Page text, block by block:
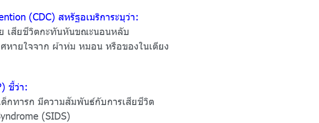
(CDC) สหรัฐอเมริการะบุว่า:
เสียชีวิตกะทันหันขณะนอนหลับ
ายใจจาก ผ้าห่ม หมอน หรือของในเตียง
ชี้ว่า:
ทารก มีความสัมพันธ์กับการเสียชีวิต
(SIDS)